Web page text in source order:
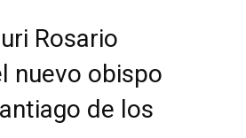
Rosario
nuevo obispo
de los